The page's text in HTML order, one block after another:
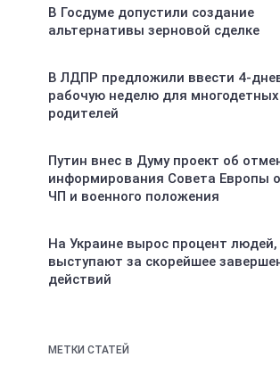
В Госдуме допустили создание
альтернативы зерновой сделке
В ЛДПР предложили ввести 4-
рабочую неделю для многодетных
родителей
Путин внес в Думу проект об
информирования Совета Европы
ЧП и военного положения
На Украине вырос процент
выступают за скорейшее
действий
МЕТКИ СТАТЕЙ